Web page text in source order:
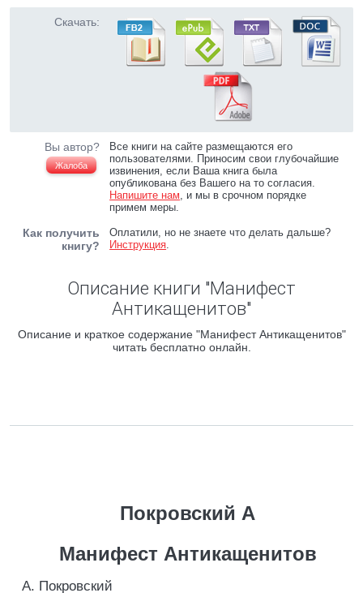
Скачать:
Вы автор?
Жалоба
Все книги на сайте размещаются его
пользователями. Приносим свои глубочайшие
извинения, если Ваша книга была
опубликована без Вашего на то согласия.
Напишите нам, и мы в срочном порядке
примем меры.
Как получить
книгу?
Оплатили, но не знаете что делать дальше?
Инструкция.
Описание книги "Манифест
Антикащенитов"
Описание и краткое содержание "Манифест Антикащенитов"
читать бесплатно онлайн.
Покровский А
Манифест Антикащенитов
А. Покровский